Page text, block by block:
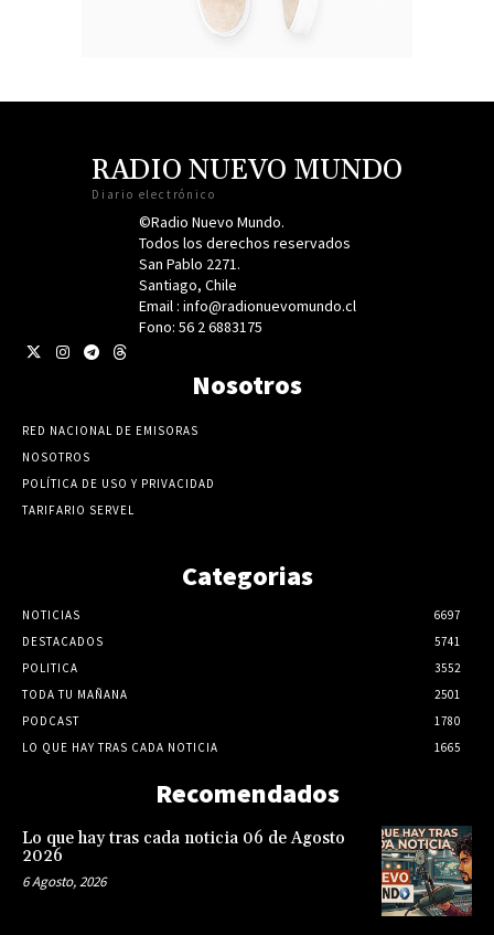
RADIO NUEVO MUNDO
Diario electrónico
©Radio Nuevo Mundo.
Todos los derechos reservados
San Pablo 2271.
Santiago, Chile
Email : info@radionuevomundo.cl
Fono: 56 2 6883175
Nosotros
RED NACIONAL DE EMISORAS
NOSOTROS
POLÍTICA DE USO Y PRIVACIDAD
TARIFARIO SERVEL
Categorias
NOTICIAS
6697
DESTACADOS
5741
POLITICA
3552
TODA TU MAÑANA
2501
PODCAST
1780
LO QUE HAY TRAS CADA NOTICIA
1665
Recomendados
Lo que hay tras cada noticia 06 de Agosto
2026
6 Agosto, 2026